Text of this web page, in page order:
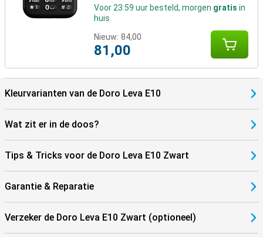
Voor 23:59 uur besteld, morgen gratis in
huis
Nieuw: 84,00
81,00
Kleurvarianten van de Doro Leva E10
Wat zit er in de doos?
Tips & Tricks voor de Doro Leva E10 Zwart
Garantie & Reparatie
Verzeker de Doro Leva E10 Zwart (optioneel)